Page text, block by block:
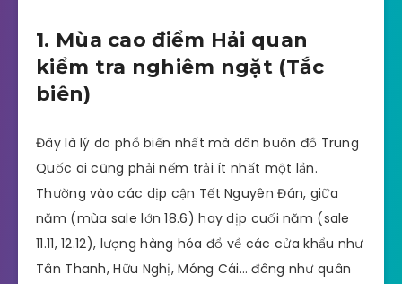
1. Mùa cao điểm Hải quan
kiểm tra nghiêm ngặt (Tắc
biên)
Đây là lý do phổ biến nhất mà dân buôn đồ Trung
Quốc ai cũng phải nếm trải ít nhất một lần.
Thường vào các dịp cận Tết Nguyên Đán, giữa
năm (mùa sale lớn 18.6) hay dịp cuối năm (sale
11.11, 12.12), lượng hàng hóa đổ về các cửa khẩu như
Tân Thanh, Hữu Nghị, Móng Cái… đông như quân